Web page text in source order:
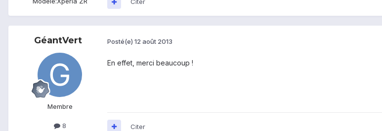
Citer
GéantVert
Membre
8
Posté(e) 12 août 2013
En effet, merci beaucoup !
Citer